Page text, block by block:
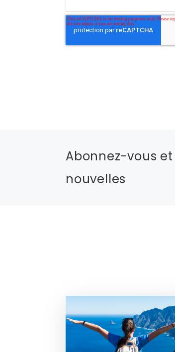
Abonnez-vous
nouvelles